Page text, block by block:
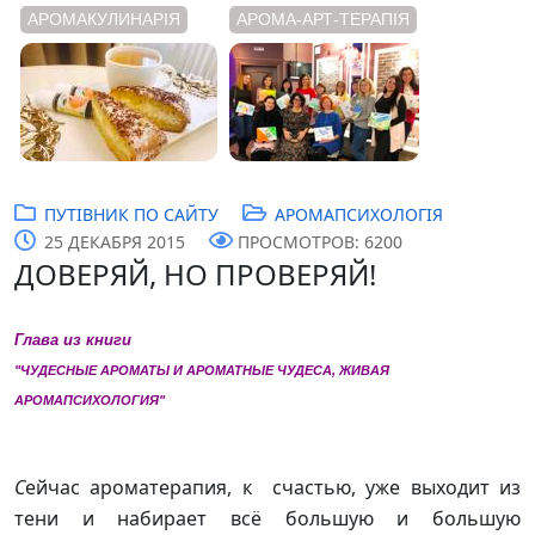
АРОМАКУЛИНАРІЯ АРОМА-АРТ-ТЕРАПІЯ
ПУТІВНИК ПО САЙТУ
АРОМАПСИХОЛОГІЯ
25 ДЕКАБРЯ 2015
ПРОСМОТРОВ: 6200
ДОВЕРЯЙ, НО ПРОВЕРЯЙ!
Глава из книги
"ЧУДЕСНЫЕ АРОМАТЫ И АРОМАТНЫЕ ЧУДЕСА, ЖИВАЯ
АРОМАПСИХОЛОГИЯ"
Сейчас ароматерапия, к счастью, уже выходит из
тени и набирает всё большую и большую